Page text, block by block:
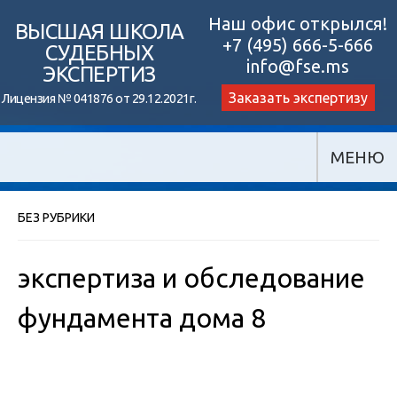
content
ВЫСШАЯ ШКОЛА
СУДЕБНЫХ
ЭКСПЕРТИЗ
Лицензия № 041876 от 29.12.2021г.
Наш офис открылся!
+7 (495) 666-5-666
info@fse.ms
Заказать экспертизу
МЕНЮ
БЕЗ РУБРИКИ
экспертиза и обследование
фундамента дома 8